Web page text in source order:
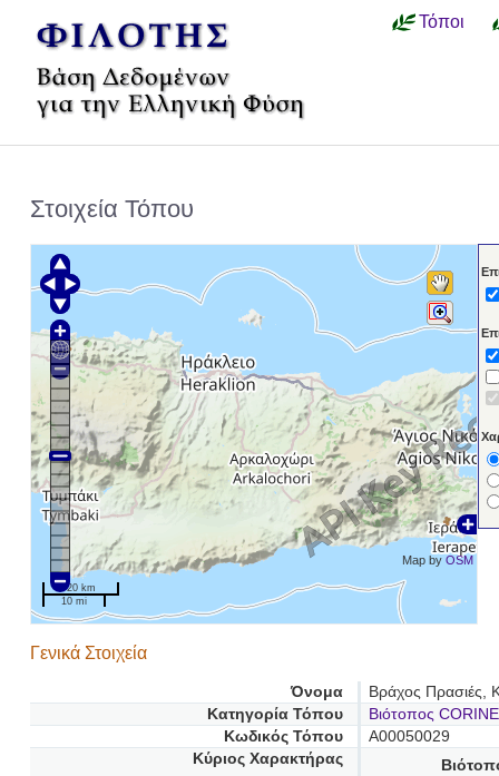
Τόποι
Στοιχεία Τόπου
Map byOSM
20 km
10 mi
Γενικά Στοιχεία
Όνομα
Βράχος Πρασιές,
Κατηγορία Τόπου
Βιότοπος CORINE
Κωδικός Τόπου
A00050029
Κύριος Χαρακτήρας